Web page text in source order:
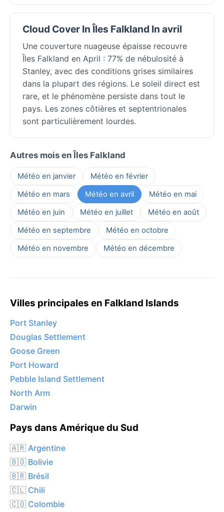
Cloud Cover In Îles Falkland In avril
Une couverture nuageuse épaisse recouvre
Îles Falkland en April : 77% de nébulosité à
Stanley, avec des conditions grises similaires
dans la plupart des régions. Le soleil direct est
rare, et le phénomène persiste dans tout le
pays. Les zones côtières et septentrionales
sont particulièrement lourdes.
Autres mois en Îles Falkland
Météo en janvier
Météo en février
Météo en mars
Météo en avril
Météo en mai
Météo en juin
Météo en juillet
Météo en août
Météo en septembre
Météo en octobre
Météo en novembre
Météo en décembre
Villes principales en Falkland Islands
Port Stanley
Douglas Settlement
Goose Green
Port Howard
Pebble Island Settlement
North Arm
Darwin
Pays dans Amérique du Sud
🇦🇷 Argentine
🇧🇴 Bolivie
🇧🇷 Brésil
🇨🇱 Chili
🇨🇴 Colombie